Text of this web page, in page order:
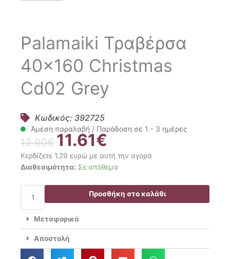
Palamaiki Τραβέρσα
40×160 Christmas
Cd02 Grey
Κωδικός: 392725
Άμεση παραλαβή / Παράδοση σε 1 - 3 ημέρες
12.90€ Original
price
was:
12.90€.
11.61€
τρέχουσα
τιμή
είναι:
11.61€.
Κερδίζετε 1.29 ευρώ με αυτή την αγορά
Διαθεσιμότητα: Σε απόθεμα
Palamaiki
Christmas
Cd02
Grey
ποσότητα
Προσθήκη στο καλάθι
Μεταφορικά
Αποστολή